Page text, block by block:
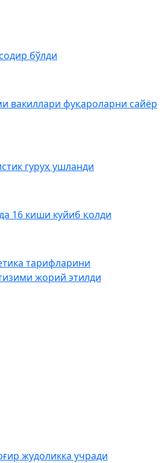
бўлди
вакиллари фуқароларни сайёр
гуруҳ ушланди
16 киши куйиб қолди
тарифларини
жорий этилди
жудоликка учради